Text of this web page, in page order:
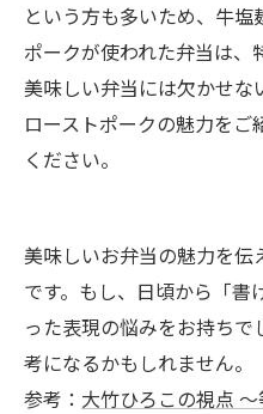
という方も多いため、牛
ポークが使われた弁当は、
美味しい弁当には欠かせ
ローストポークの魅力を
ください。
美味しいお弁当の魅力を
です。もし、日頃から「書
った表現の悩みをお持ち
考になるかもしれません。
参考： 大竹ひろこの視点